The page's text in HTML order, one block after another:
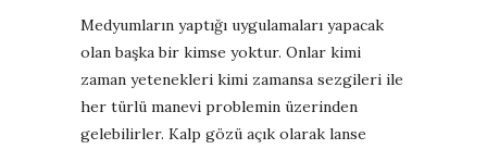
Medyumların yaptığı uygulamaları yapacak
olan başka bir kimse yoktur. Onlar kimi
zaman yetenekleri kimi zamansa sezgileri ile
her türlü manevi problemin üzerinden
gelebilirler. Kalp gözü açık olarak lanse